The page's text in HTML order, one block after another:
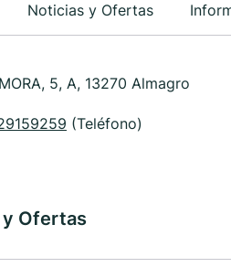
Noticias y Ofertas
5, A, 13270 Almagro
(Teléfono)
Ofertas